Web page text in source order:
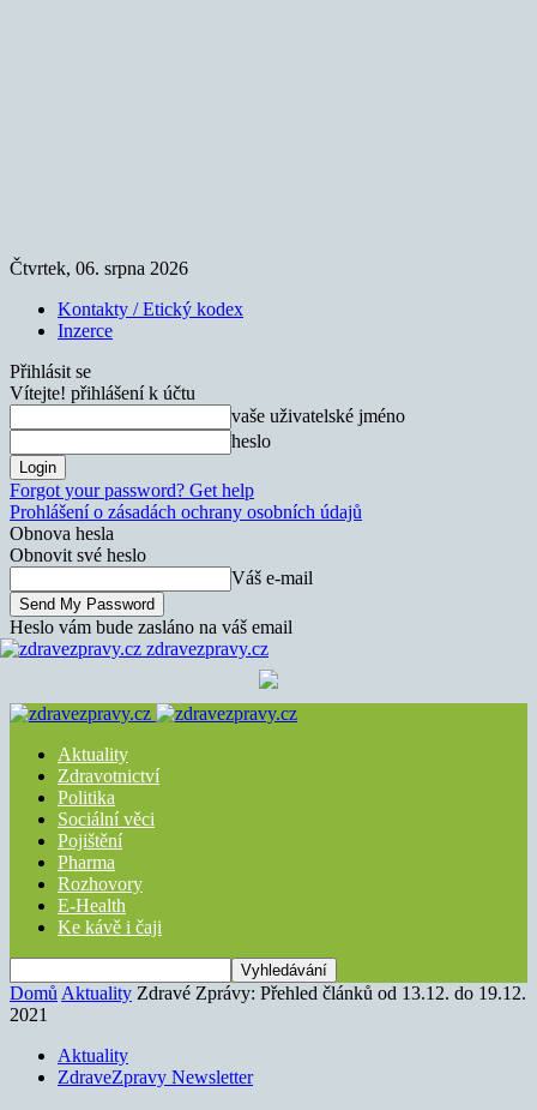
Čtvrtek, 06. srpna 2026
Kontakty / Etický kodex
Inzerce
Přihlásit se
Vítejte! přihlášení k účtu
vaše uživatelské jméno
heslo
Forgot your password? Get help
Prohlášení o zásadách ochrany osobních údajů
Obnova hesla
Obnovit své heslo
Váš e-mail
Heslo vám bude zasláno na váš email
zdravezpravy.cz
Aktuality
Zdravotnictví
Politika
Sociální věci
Pojištění
Pharma
Rozhovory
E-Health
Ke kávě i čaji
Domů Aktuality Zdravé Zprávy: Přehled článků od 13.12. do 19.12.
2021
Aktuality
ZdraveZpravy Newsletter